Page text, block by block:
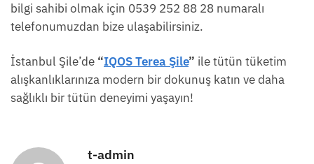
bilgi sahibi olmak için 0539 252 88 28 numaralı
telefonumuzdan bize ulaşabilirsiniz.
İstanbul Şile’de “IQOS Terea Şile” ile tütün tüketim
alışkanlıklarınıza modern bir dokunuş katın ve daha
sağlıklı bir tütün deneyimi yaşayın!
t-admin